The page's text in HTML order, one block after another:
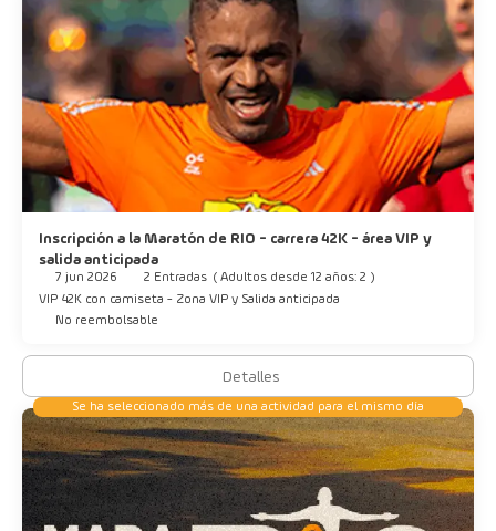
Inscripción a la Maratón de RIO - carrera 42K - área VIP y
salida anticipada
7 jun 2026 2 Entradas ( Adultos desde 12 años: 2 )
VIP 42K con camiseta - Zona VIP y Salida anticipada
No reembolsable
Detalles
Se ha seleccionado más de una actividad para el mismo día